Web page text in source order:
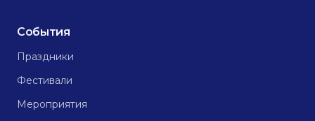
События
Праздники
Фестивали
Мероприятия